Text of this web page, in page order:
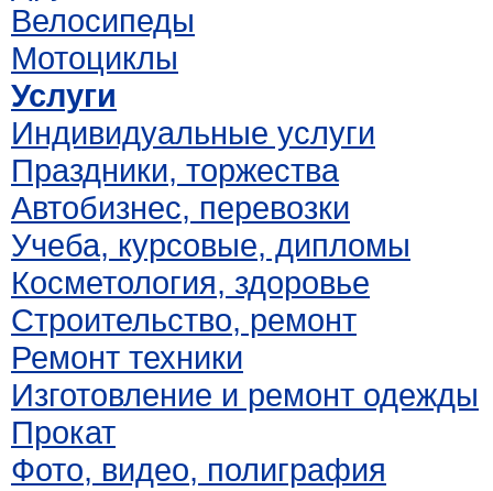
Велосипеды
Мотоциклы
Услуги
Индивидуальные услуги
Праздники, торжества
Автобизнес, перевозки
Учеба, курсовые, дипломы
Косметология, здоровье
Строительство, ремонт
Ремонт техники
Изготовление и ремонт одежды
Прокат
Фото, видео, полиграфия